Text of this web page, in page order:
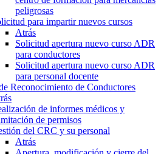
peligrosas
para impartir nuevos cursos
Atrás
Solicitud apertura nuevo curso ADR
para conductores
Solicitud apertura nuevo curso ADR
para personal docente
Reconocimiento de Conductores
de informes médicos y
de permisos
del CRC y su personal
Atrás